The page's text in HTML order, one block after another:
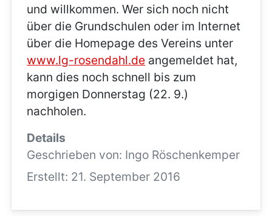
und willkommen. Wer sich noch nicht
über die Grundschulen oder im Internet
über die Homepage des Vereins unter
www.lg-rosendahl.de angemeldet hat,
kann dies noch schnell bis zum
morgigen Donnerstag (22. 9.)
nachholen.
Details
Geschrieben von: Ingo Röschenkemper
Erstellt: 21. September 2016